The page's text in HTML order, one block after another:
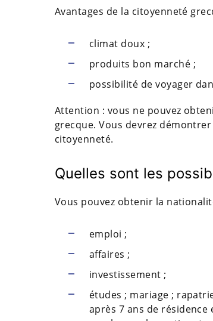
Avantages de la citoyenneté
climat doux ;
produits bon marché ;
possibilité de voyager
Attention : vous ne pouvez
grecque. Vous devrez
citoyenneté.
Quelles sont les
Vous pouvez obtenir la
emploi ;
affaires ;
investissement ;
études ; mariage ;
après 7 ans de